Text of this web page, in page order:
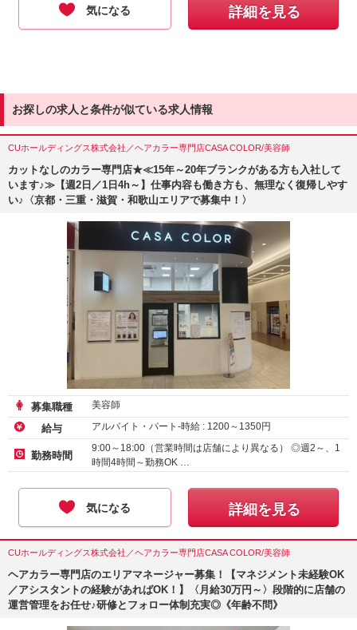
気になる 詳細を見る
お探しの求人と条件が似ている求人情報
CUホールディングス株式会社／ヘアカラー専門店CASA COLOR/美容師
カットなしのカラー専門店★≪15年～20年ブランクがある方も入社して
います♪≫【週2日／1日4h～】仕事内容も働き方も、無理なく復帰しやす
い♪〈京都・三重・滋賀・和歌山エリアで募集中！〉
募集職種 美容師
給与 アルバイト・パート-時給 : 1200～ 1350円
勤務時間
9:00～18:00（営業時間は店舗により異なる） ◎週2～、1
時間4時間～勤務OK …
気になる 詳細を見る
CUホールディングス株式会社／ヘアカラー専門店CASA COLOR/美容師
ヘアカラー専門店のエリアマネージャー募集！【マネジメント未経験OK
／アシスタントの経験があればOK！】〈月給30万円～〉段階的に店舗の
運営管理をお任せ♪研修とフォロー体制充実◎《年齢不問》